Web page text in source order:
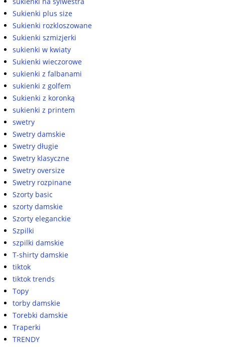
Sukienki plus size
Sukienki rozkloszowane
Sukienki szmizjerki
sukienki w kwiaty
Sukienki wieczorowe
sukienki z falbanami
sukienki z golfem
Sukienki z koronką
sukienki z printem
swetry
Swetry damskie
Swetry długie
Swetry klasyczne
Swetry oversize
Swetry rozpinane
Szorty basic
szorty damskie
Szorty eleganckie
Szpilki
szpilki damskie
T-shirty damskie
tiktok
tiktok trends
Topy
torby damskie
Torebki damskie
Traperki
TRENDY